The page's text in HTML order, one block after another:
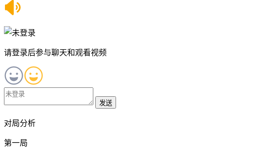
请登录后参与聊天和观看视频
发送
对局分析
第一局